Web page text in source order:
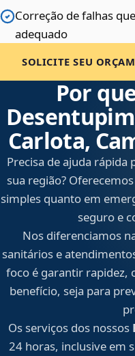
Correção de falhas
adequado
SOLICITE SEU
Por
Carlota,
Precisa de ajuda
sua região?
simples quanto em
seguro e
Nos diferenciamos
sanitários e
foco é garantir rapidez,
benefício, seja para
Os serviços dos nossos
24 horas, inclusive em